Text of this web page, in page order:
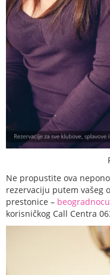
Ne propustite ova
rezervaciju putem vašeg
prestonice –
korisničkog Call Centra